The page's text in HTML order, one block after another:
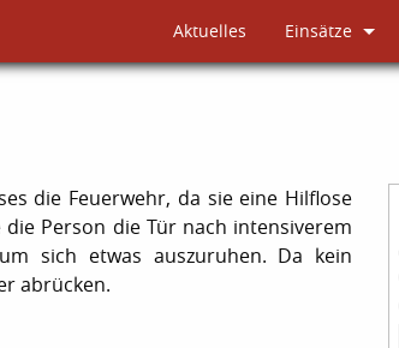
Aktuelles Einsätze
die Feuerwehr, da sie eine Hilflose
Person die Tür nach intensiverem
sich etwas auszuruhen. Da kein
abrücken.